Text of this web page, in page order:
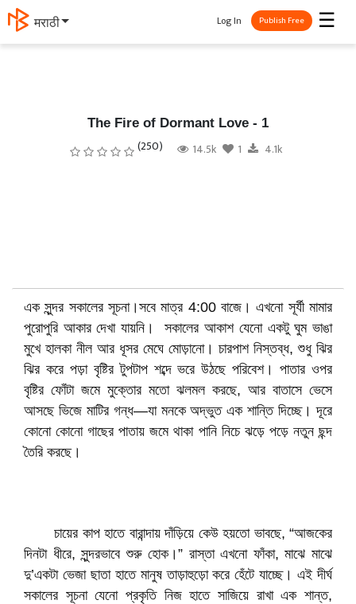
தமிழ் ☰
Log In Publish Free
The Fire of Dormant Love - 1
(250) 14.5k 1 4.1k
এক সুন্দর সকালের সূচনা।সবে মাত্র 4:00 বাজে। এখনো সূর্যী মামার
পুরোপুরি আকার দেখা যায়নি। সকালের আকাশ যেনো একটু ঘুম ভাঙা
মুখে হালকা নীল আর ধূসর মেঘে মোড়ানো। চারপাশ নিস্তব্ধ, শুধু ঝির
ঝির করে পড়া বৃষ্টির টুপটাপ শব্দে ভরে উঠছে পরিবেশ। পাতার ওপর
বৃষ্টির ফোঁটা জমে মুক্তোর মতো ঝলমল করছে, আর বাতাসে ভেসে
আসছে ভিজে মাটির গন্ধ—যা মনকে অদ্ভুত এক শান্তি দিচ্ছে। দূরে
কোনো কোনো গাছের পাতায় জমে থাকা পানি নিচে ঝড়ে পড়ে নতুন ছন্দ
তৈরি করছে।
চায়ের কাপ হাতে বারান্দায় দাঁড়িয়ে কেউ হয়তো ভাবছে, “আজকের
দিনটা ধীরে, সুন্দরভাবে শুরু হোক।” রাস্তা এখনো ফাঁকা, মাঝে মাঝে
দু’একটা ভেজা ছাতা হাতে মানুষ তাড়াহুড়ো করে হেঁটে যাচ্ছে। এই দীর্ঘ
সকালের সূচনা যেনো প্রকৃতি নিজ হাতে সাজিয়ে রাখা এক শান্ত,